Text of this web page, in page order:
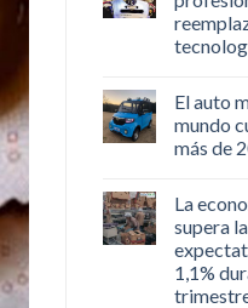
El auto
mundo
más de
La
supera
1,1%